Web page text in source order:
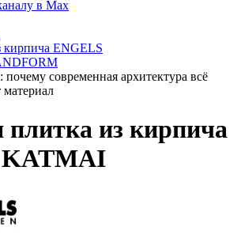
в Max
кирпича ENGELS
современная архитектура всё
материал
плитка из кирпича
KATMAI